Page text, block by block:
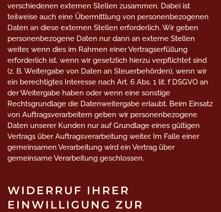
verschiedenen externen Stellen zusammen. Dabei ist
teilweise auch eine Übermittlung von personenbezogenen
Daten an diese externen Stellen erforderlich. Wir geben
personenbezogene Daten nur dann an externe Stellen
weiter, wenn dies im Rahmen einer Vertragserfüllung
erforderlich ist, wenn wir gesetzlich hierzu verpflichtet sind
(z. B. Weitergabe von Daten an Steuerbehörden), wenn wir
ein berechtigtes Interesse nach Art. 6 Abs. 1 lit. f DSGVO an
der Weitergabe haben oder wenn eine sonstige
Rechtsgrundlage die Datenweitergabe erlaubt. Beim Einsatz
von Auftragsverarbeitern geben wir personenbezogene
Daten unserer Kunden nur auf Grundlage eines gültigen
Vertrags über Auftragsverarbeitung weiter. Im Falle einer
gemeinsamen Verarbeitung wird ein Vertrag über
gemeinsame Verarbeitung geschlossen.
WIDERRUF IHRER
EINWILLIGUNG ZUR